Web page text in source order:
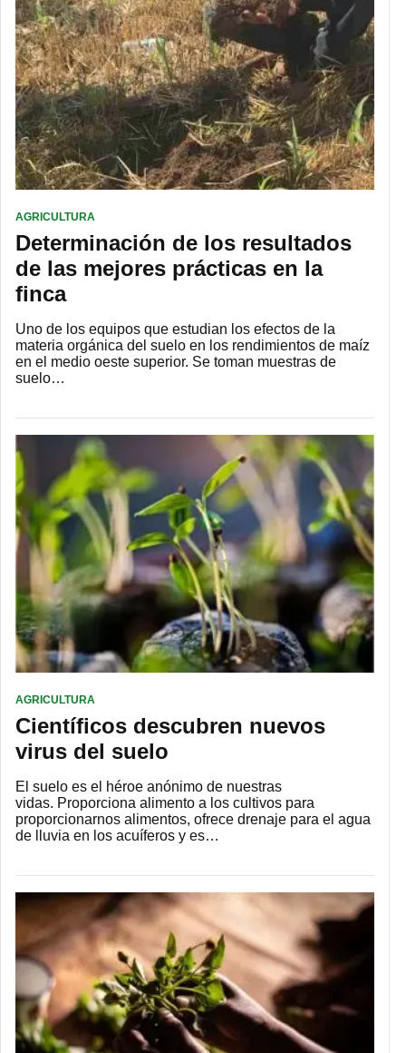
AGRICULTURA
Determinación de los resultados
de las mejores prácticas en la
finca
Uno de los equipos que estudian los efectos de la
materia orgánica del suelo en los rendimientos de maíz
en el medio oeste superior. Se toman muestras de
suelo…
AGRICULTURA
Científicos descubren nuevos
virus del suelo
El suelo es el héroe anónimo de nuestras
vidas. Proporciona alimento a los cultivos para
proporcionarnos alimentos, ofrece drenaje para el agua
de lluvia en los acuíferos y es…